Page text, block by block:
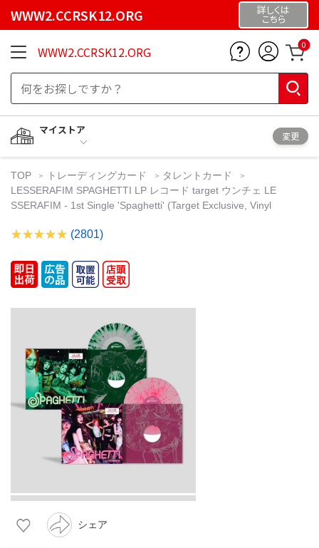
WWW2.CCRSK12.ORG 詳しくは
こちら
WWW2.CCRSK12.ORG 0
マイストア
変更
TOP トレーディングカード
タレントカード
LESSERAFIM SPAGHETTI LP レコード target ウンチェ LE
SSERAFIM - 1st Single 'Spaghetti' (Target Exclusive, Vinyl
(2801)
シェア